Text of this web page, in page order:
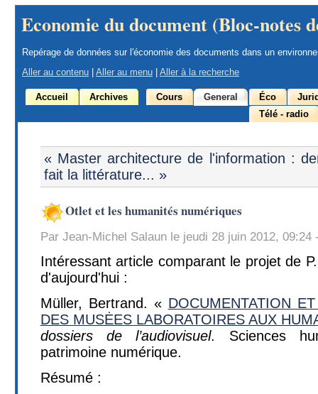
Economie du document (Bloc-notes
Repérage de données sur l'économie des documents dans un
Aller au contenu
Aller au menu Aller à la recherche
Accueil Archives Cours General Éco
Télé - radio
« Master architecture de l'information :
fait la littérature... »
Otlet et les humanités numériques
Par Jean-Michel Salaun le jeudi 28 juin 2012, 09:24
Intéressant article comparant le projet de
d'aujourd'hui :
Müller, Bertrand. « DOCUMENTATION
DES MUSĖES LABORATOIRES AUX
dossiers de l’audiovisuel. Sciences
patrimoine numérique.
Résumé :